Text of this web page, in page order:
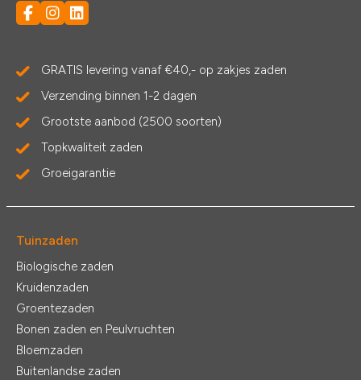
GRATIS levering vanaf €40,- op zakjes zaden
Verzending binnen 1-2 dagen
Grootste aanbod (2500 soorten)
Topkwaliteit zaden
Groeigarantie
Tuinzaden
Biologische zaden
Kruidenzaden
Groentezaden
Bonen zaden en Peulvruchten
Bloemzaden
Buitenlandse zaden